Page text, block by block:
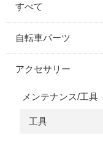
すべて
自転車パーツ
グリップ/バーテープ
アクセサリー
メンテナンス/工具
工具